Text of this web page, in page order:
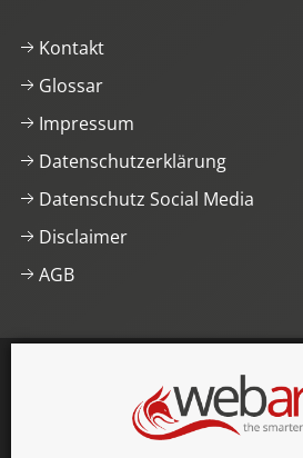
Kontakt
Glossar
Impressum
Datenschutzerklärung
Datenschutz Social Media
Disclaimer
AGB
This website was proudly built with
CSS3.